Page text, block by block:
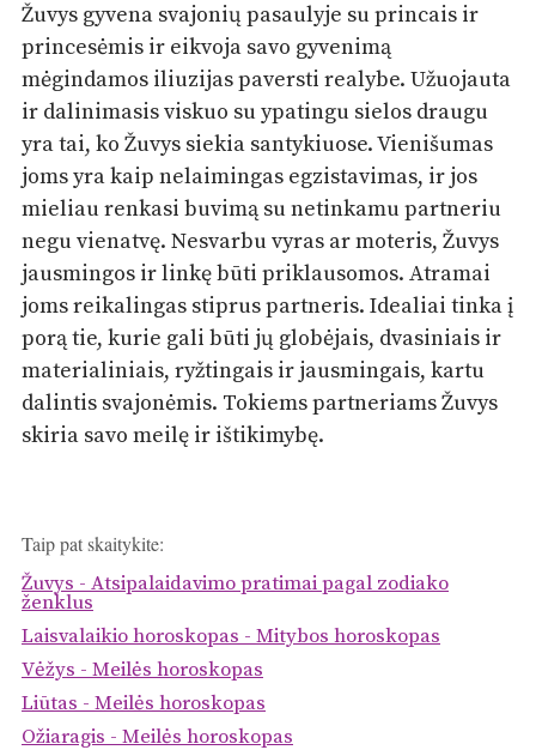
Žuvys gyvena svajonių pasaulyje su princais ir
princesėmis ir eikvoja savo gyvenimą
mėgindamos iliuzijas paversti realybe. Užuojauta
ir dalinimasis viskuo su ypatingu sielos draugu
yra tai, ko Žuvys siekia santykiuose. Vienišumas
joms yra kaip nelaimingas egzistavimas, ir jos
mieliau renkasi buvimą su netinkamu partneriu
negu vienatvę. Nesvarbu vyras ar moteris, Žuvys
jausmingos ir linkę būti priklausomos. Atramai
joms reikalingas stiprus partneris. Idealiai tinka į
porą tie, kurie gali būti jų globėjais, dvasiniais ir
materialiniais, ryžtingais ir jausmingais, kartu
dalintis svajonėmis. Tokiems partneriams Žuvys
skiria savo meilę ir ištikimybę.
Taip pat skaitykite:
Žuvys - Atsipalaidavimo pratimai pagal zodiako
ženklus
Laisvalaikio horoskopas - Mitybos horoskopas
Vėžys - Meilės horoskopas
Liūtas - Meilės horoskopas
Ožiaragis - Meilės horoskopas